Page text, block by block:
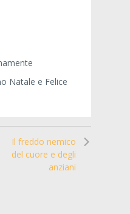
Natale e Felice
Il freddo nemico
del cuore e degli
anziani